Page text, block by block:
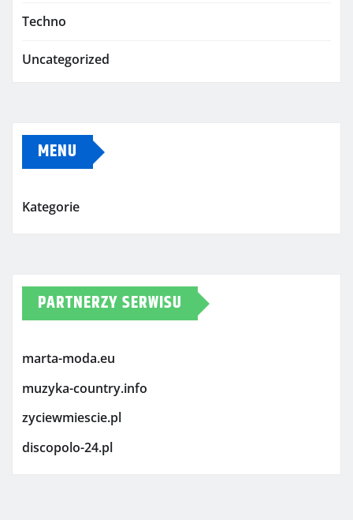
Techno
Uncategorized
MENU
Kategorie
PARTNERZY SERWISU
marta-moda.eu
muzyka-country.info
zyciewmiescie.pl
discopolo-24.pl